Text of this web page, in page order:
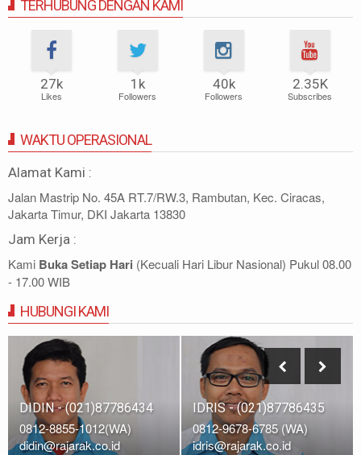
TERHUBUNG DENGAN KAMI
27k
Likes
1k
Followers
40k
Followers
2.35K
Subscribes
WAKTU OPERASIONAL
Alamat Kami :
Jalan Mastrip No. 45A RT.7/RW.3, Rambutan, Kec. Ciracas,
Jakarta Timur, DKI Jakarta 13830
Jam Kerja :
Kami Buka Setiap Hari (Kecuali Hari Libur Nasional) Pukul 08.00
- 17.00 WIB
HUBUNGI KAMI
DIDIN - (021)87786434
0812-8855-1012(WA)
didin@rajarak.co.id
IDRIS - (021)87786435
0812-9678-6785 (WA)
idris@rajarak.co.id